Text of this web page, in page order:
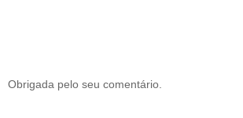
Obrigada pelo seu comentário.